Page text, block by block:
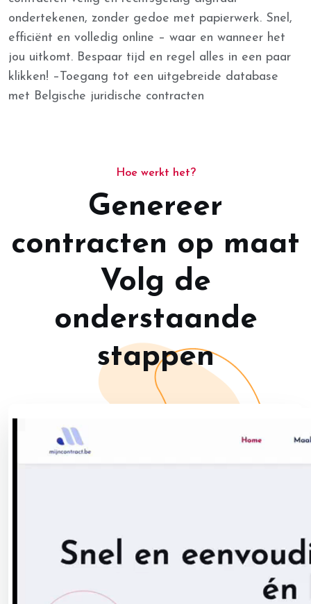
ondertekenen, zonder gedoe met papierwerk. Snel,
efficiënt en volledig online – waar en wanneer het
jou uitkomt. Bespaar tijd en regel alles in een paar
klikken! –Toegang tot een uitgebreide database
met Belgische juridische contracten
Hoe werkt het?
Genereer
contracten op maat
Volg de
onderstaande
stappen